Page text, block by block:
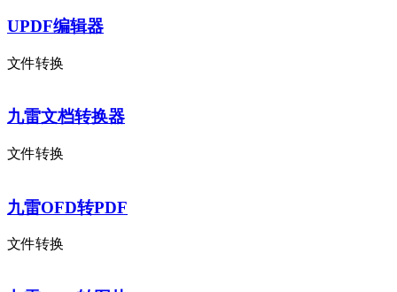
UPDF编辑器
文件转换
九雷文档转换器
文件转换
九雷OFD转PDF
文件转换